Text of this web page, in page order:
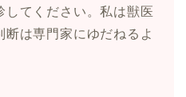
してください。私は獣医
は専門家にゆだねるよ